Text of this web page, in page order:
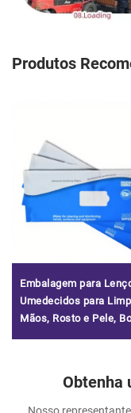
Produtos
Embalagem para
Umedecidos para
Mãos, Rosto e Pele,
Umedecidas para
Obtenha